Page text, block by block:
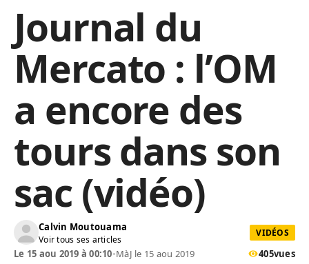
Journal du
Mercato : l’OM
a encore des
tours dans son
sac (vidéo)
Calvin Moutouama
Voir tous ses articles
VIDÉOS
Le 15 aou 2019 à 00:10•MàJ le 15 aou 2019 405vues